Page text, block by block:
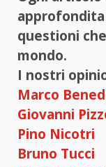
questioni
mondo.
I nostri
Marco
Giovanni
Pino Nicotri
Bruno Tucci